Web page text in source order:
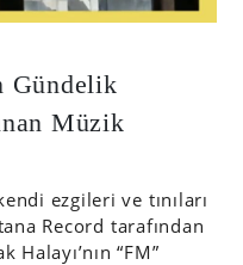
Gündelik
Müzik
ezgileri ve tınıları
Record tarafından
“FM”